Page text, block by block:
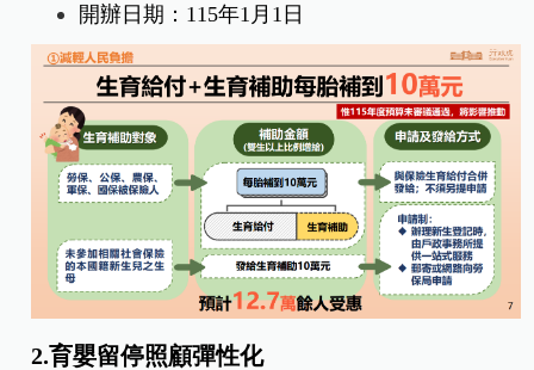
開辦日期：115年1月1日
2.育嬰留停照顧彈性化